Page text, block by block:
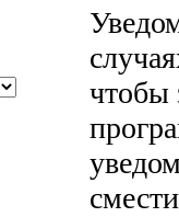
чтобы